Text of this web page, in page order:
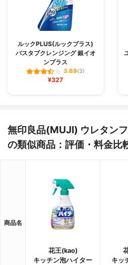
ルックPLUS(ルックプラス)
バスタブクレンジング 銀イオ
ンプラス
3.69(3)
¥327
無印良品(MUJI) ウレタン
の類似商品：評価・料金比
商品名
花王(kao)
キッチン泡ハイター
キッ